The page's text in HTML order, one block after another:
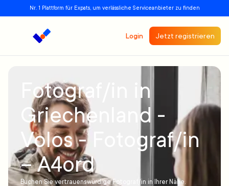
Nr. 1 Plattform für Expats, um verlässliche Serviceanbieter zu finden
Login Jetzt registrieren
Fotograf/in in
Griechenland -
Volos - Fotograf/in
– A4ord
Buchen Sie vertrauenswürdige Fotograf/in in Ihrer Nähe.